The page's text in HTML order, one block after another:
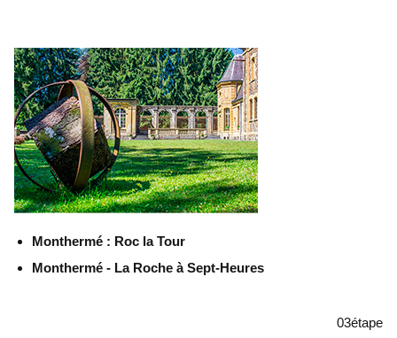
Monthermé : Roc la Tour
Monthermé - La Roche à Sept-Heures
03étape